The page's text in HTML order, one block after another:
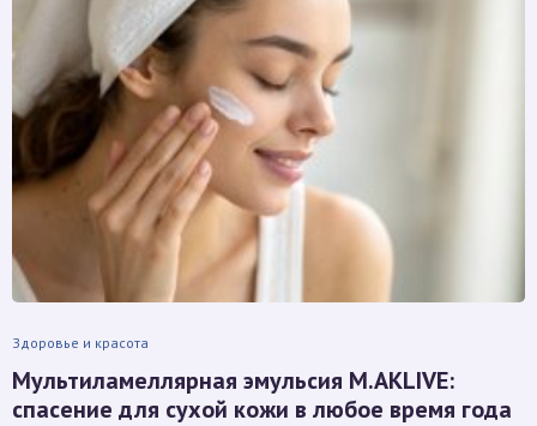
Здоровье и красота
Мультиламеллярная эмульсия M.AKLIVE:
спасение для сухой кожи в любое время года